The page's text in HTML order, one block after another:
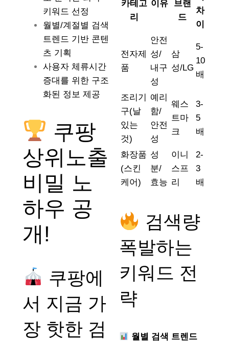
키워드 선정
월별/계절별 검색
트렌드 기반 콘텐
츠 기획
사용자 체류시간
증대를 위한 구조
화된 정보 제공
쿠팡
상위노출
비밀 노
하우 공
개!
쿠팡에
서 지금 가
장 핫한 검
카테고
리
이유
브랜
드
차
이
전자제
품
안전
성/
내구
성
삼
성/LG
5-
10
배
조리기
구(날
있는
것)
예리
함/
안전
성
웨스
트마
크
3-
5
배
화장품
(스킨
케어)
성
분/
효능
이니
스프
리
2-
3
배
검색량
폭발하는
키워드 전
략
월별 검색 트렌드